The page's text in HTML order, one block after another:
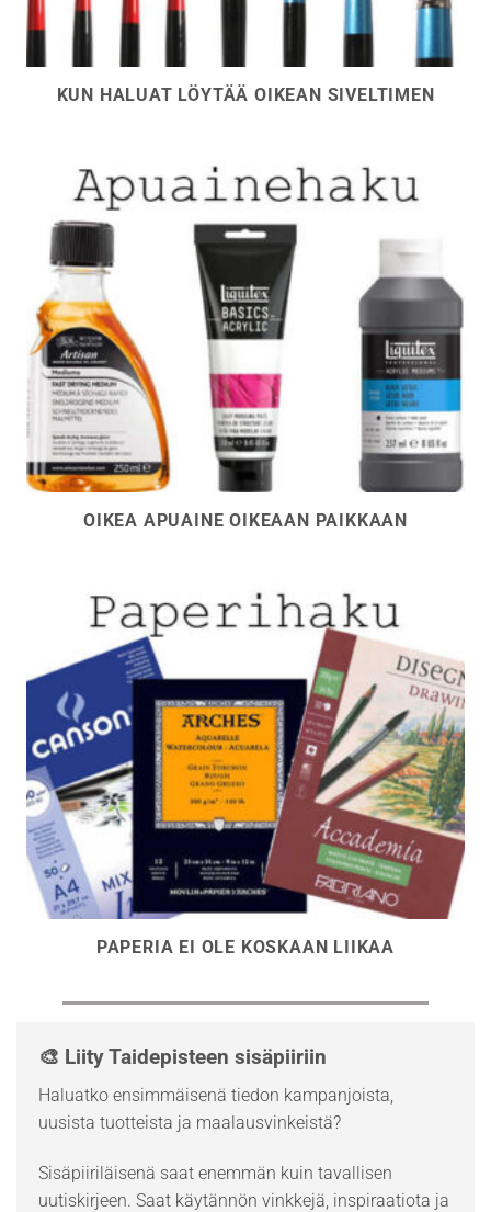
KUN HALUAT LÖYTÄÄ OIKEAN SIVELTIMEN
OIKEA APUAINE OIKEAAN PAIKKAAN
PAPERIA EI OLE KOSKAAN LIIKAA
🎨 Liity Taidepisteen sisäpiiriin
Haluatko ensimmäisenä tiedon kampanjoista,
uusista tuotteista ja maalausvinkeistä?
Sisäpiiriläisenä saat enemmän kuin tavallisen
uutiskirjeen. Saat käytännön vinkkejä, inspiraatiota ja